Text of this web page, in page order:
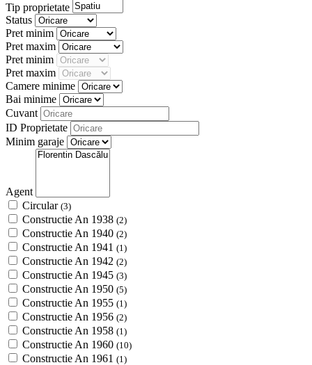
Tip proprietate
Status
Pret minim
Pret maxim
Pret minim
Pret maxim
Camere minime
Bai minime
Cuvant
ID Proprietate
Minim garaje
Agent
Circular (3)
Constructie An 1938 (2)
Constructie An 1940 (2)
Constructie An 1941 (1)
Constructie An 1942 (2)
Constructie An 1945 (3)
Constructie An 1950 (5)
Constructie An 1955 (1)
Constructie An 1956 (2)
Constructie An 1958 (1)
Constructie An 1960 (10)
Constructie An 1961 (1)